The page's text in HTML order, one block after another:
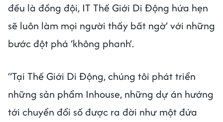
đều là đồng đội, IT Thế Giới Di Động hứa hẹn
sẽ luôn làm mọi người thấy bất ngờ’ với những
bước đột phá ‘không phanh’.
“Tại Thế Giới Di Động, chúng tôi phát triển
những sản phẩm Inhouse, những dự án hướng
tới chuyển đổi số được ra đời như một đứa